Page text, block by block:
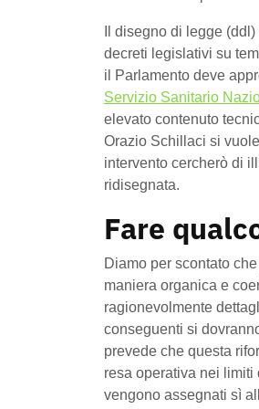
Il disegno di legge
decreti legislativi su
il Parlamento deve
Servizio Sanitario
elevato contenuto
Orazio Schillaci si
intervento cercherò di
ridisegnata.
Fare
Diamo per scontato
maniera organica e
ragionevolmente
conseguenti si
prevede che questa
resa operativa nei limiti
vengono assegnati sì